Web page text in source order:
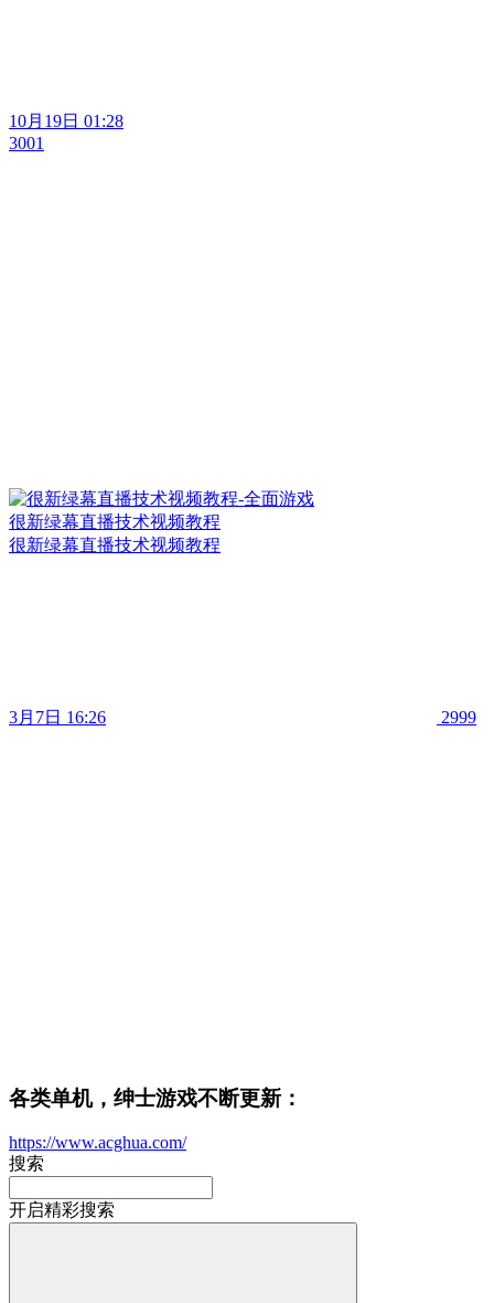
10月19日 01:28
3001
很新绿幕直播技术视频教程
很新绿幕直播技术视频教程
3月7日 16:26 2999
各类单机，绅士游戏不断更新：
https://www.acghua.com/
搜索
开启精彩搜索